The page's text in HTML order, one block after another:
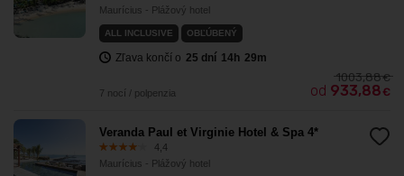
Maurícius - Plážový hotel
ALL INCLUSIVE OBĽÚBENÝ
Zľava končí o 25 dní 14 h 29m
7 nocí / polpenzia
1003,88€
od 933,88 €
Veranda Paul et Virginie Hotel & Spa 4*
4,4
Maurícius - Plážový hotel